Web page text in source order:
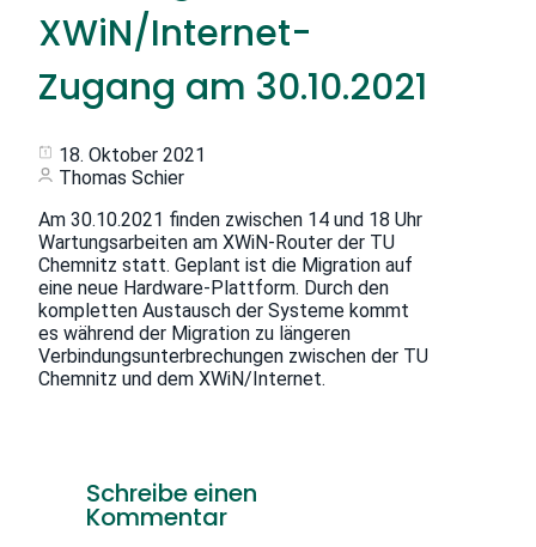
XWiN/Internet-
Zugang am 30.10.2021
18. Oktober 2021
Thomas Schier
Am 30.10.2021 finden zwischen 14 und 18 Uhr
Wartungsarbeiten am XWiN-Router der TU
Chemnitz statt. Geplant ist die Migration auf
eine neue Hardware-Plattform. Durch den
kompletten Austausch der Systeme kommt
es während der Migration zu längeren
Verbindungsunterbrechungen zwischen der TU
Chemnitz und dem XWiN/Internet.
Schreibe einen
Kommentar